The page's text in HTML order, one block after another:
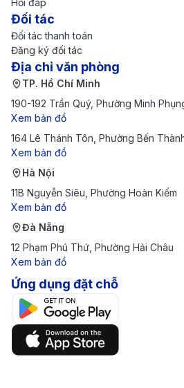
Hệ thống xe buýt New York
mọi điểm tham quan nổi
New York có ba sân bay quốc
khách: John F. Kennedy (JFK),
và LaGuardia (LGA). Khoảng
Hỏi đáp
Đối tác
Đối tác thanh toán
Đăng ký đối tác
Địa chỉ văn phòng
TP. Hồ Chí Minh
190-192 Trần Quý, Phường Minh
Xem bản đồ
164 Lê Thánh Tôn, Phường Bến
Xem bản đồ
Hà Nội
11B Nguyễn Siêu, Phường Hoàn Kiếm
Xem bản đồ
Đà Nẵng
12 Phạm Phú Thứ, Phường Hải Châu
Xem bản đồ
Ứng dụng đặt chỗ